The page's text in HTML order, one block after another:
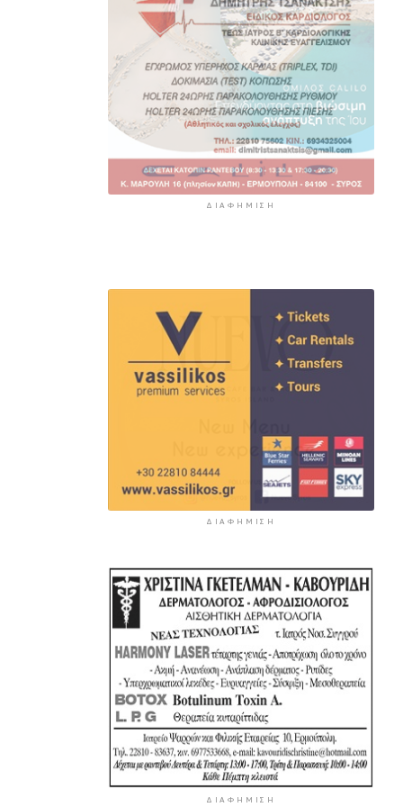
ΔΙΑΦΉΜΙΣΗ
ΔΙΑΦΉΜΙΣΗ
ΔΙΑΦΉΜΙΣΗ